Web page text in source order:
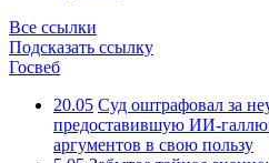
Все ссылки
Подсказать ссылку
Госвеб
20.05 Суд оштрафовал за
предоставившую ИИ-
аргументов в свою пользу